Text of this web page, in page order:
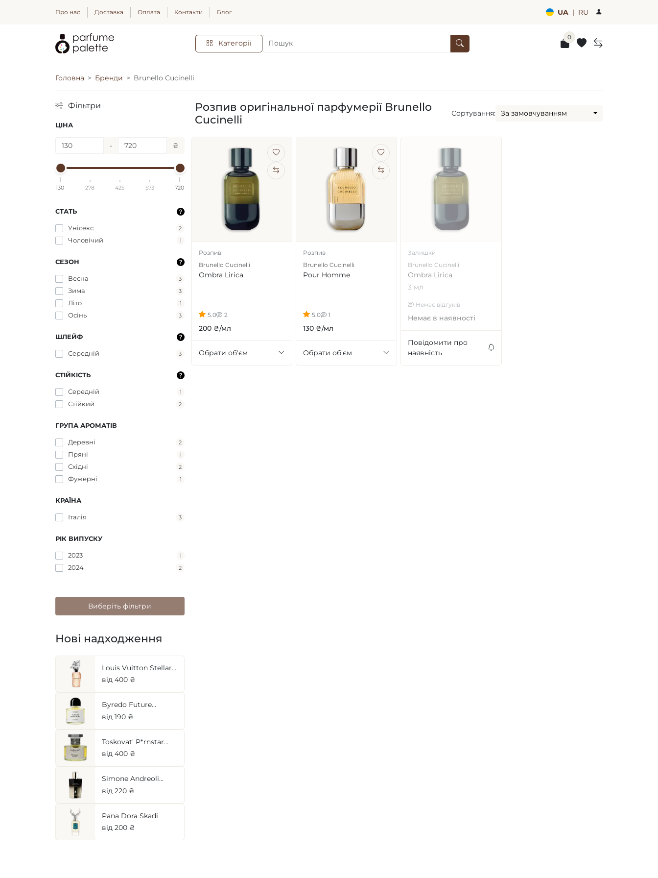
Про нас Доставка Оплата Контакти Блог UA | RU
Категорії
0
Головна Бренди Brunello Cucinelli
Фільтри
ЦІНА
- ₴
130 278 425 573 720
СТАТЬ
Унісекс 2
Чоловічий 1
СЕЗОН
Весна 3
Зима 3
Літо 1
Осінь 3
ШЛЕЙФ
Середній 3
СТІЙКІСТЬ
Середній 1
Стійкий 2
ГРУПА АРОМАТІВ
Деревні 2
Пряні 1
Східні 2
Фужерні 1
КРАЇНА
Італія 3
РІК ВИПУСКУ
2023 1
2024 2
Виберіть фільтри
Нові надходження
Louis Vuitton Stellar
Times
від 400 ₴
Byredo Future
Memories
від 190 ₴
Toskovat' P*rnstar
(Noyau Doux)
від 400 ₴
Simone Andreoli
Apricot Innocence
від 220 ₴
Pana Dora Skadi
від 200 ₴
Розпив оригінальної парфумерії Brunello
Cucinelli
Сортування: За замовчуванням
Розпив
Brunello Cucinelli
Ombra Lirica
5.0 2
200 ₴/мл
Обрати об'єм
Розпив
Brunello Cucinelli
Pour Homme
5.0 1
130 ₴/мл
Обрати об'єм
Залишки
Brunello Cucinelli
Ombra Lirica
3 мл
Немає відгуків
Немає в наявності
Повідомити про
наявність